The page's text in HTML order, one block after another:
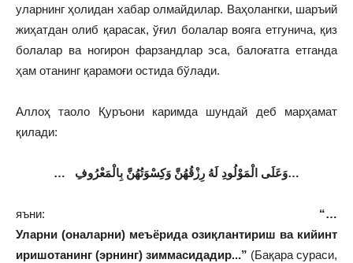
уларнинг ҳолидан хабар олмайдилар. Ваҳолангки, шаръий
жиҳатдан олиб қарасак, ўғил болалар вояга етгунича, қиз
болалар ва ногирон фарзандлар эса, балоғатга етганда
ҳам отанинг қарамоғи остида бўлади.
Аллоҳ таоло Қуръони каримда шундай деб марҳамат
қилади:
… وَعَلَى الْمَوْلُودِ لَهُ رِزْقُهُنَّ وَكِسْوَتُهُنَّ بِالْمَعْرُوفِ…
яъни: “…
Уларни (оналарни) меъёрида озиқлантириш ва кийинт
иришотанинг (эрнинг) зиммасидадир...” (Бақара сураси,